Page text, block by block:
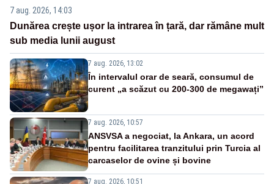
7 aug. 2026, 14:03
Dunărea crește ușor la intrarea în țară, dar rămâne mult
sub media lunii august
7 aug. 2026, 13:02
În intervalul orar de seară, consumul de
curent „a scăzut cu 200-300 de megawați”
7 aug. 2026, 10:57
ANSVSA a negociat, la Ankara, un acord
pentru facilitarea tranzitului prin Turcia al
carcaselor de ovine și bovine
7 aug. 2026, 10:51